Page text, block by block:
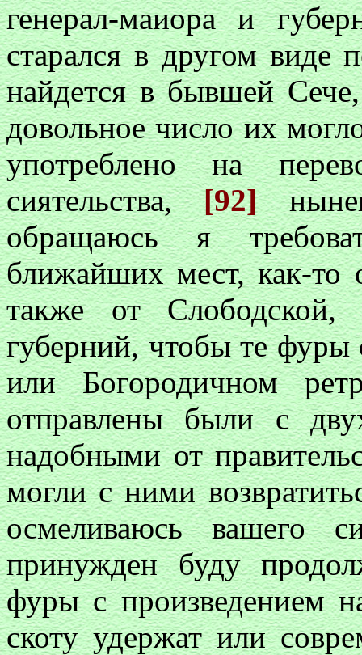
генерал-маиора и
старался в другом виде
найдется в бывшей
довольное число их
употреблено на
сиятельства,[92]
обращаюсь я
ближайших мест, как-то
также от Слободской,
губерний, чтобы те фуры
или Богородичном
отправлены были с
надобными от
могли с ними
осмеливаюсь вашего
принужден буду
фуры с произведением
скоту удержат или